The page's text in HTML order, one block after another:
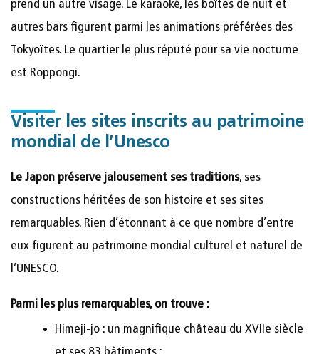
prend un autre visage. Le karaoké, les boîtes de nuit et
autres bars figurent parmi les animations préférées des
Tokyoïtes. Le quartier le plus réputé pour sa vie nocturne
est Roppongi.
Visiter les sites inscrits au patrimoine
mondial de l’Unesco
Le Japon préserve jalousement ses traditions, ses
constructions héritées de son histoire et ses sites
remarquables. Rien d’étonnant à ce que nombre d’entre
eux figurent au patrimoine mondial culturel et naturel de
l’UNESCO.
Parmi les plus remarquables, on trouve :
Himeji-jo : un magnifique château du XVIIe siècle